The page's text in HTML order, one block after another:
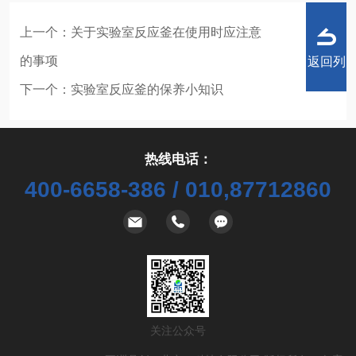
上一个： 关于实验室反应釜在使用时应注意
的事项
下一个： 实验室反应釜的保养小知识
返回列
表
热线电话：
400-6658-386 / 010,87712860
关注公众号